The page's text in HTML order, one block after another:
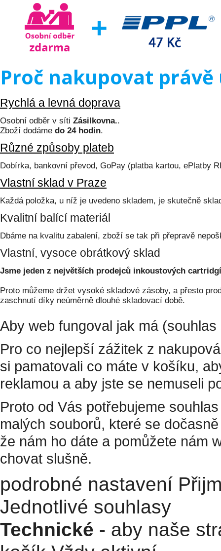
Proč nakupovat právě
Rychlá a levná doprava
Osobní odběr v síti Zásilkovna..
Zboží dodáme do 24 hodin.
Různé způsoby plateb
Dobírka, bankovní převod, GoPay (platba kartou, ePlatby
Vlastní sklad v Praze
Každá položka, u níž je uvedeno skladem, je skutečně
Kvalitní balící materiál
Dbáme na kvalitu zabalení, zboží se tak při přepravě
Vlastní, vysoce obrátkový sklad
Jsme jeden z největších prodejců inkoustových
Proto můžeme držet vysoké skladové zásoby, a přesto
zaschnutí díky neúměrně dlouhé skladovací době.
Aby web fungoval jak má
Pro co nejlepší zážitek z
si pamatovali co máte v košíku,
reklamou a aby jste se nemuseli
Proto od Vás potřebujeme
malých souborů, které se
že nám ho dáte a pomůžete nám
chovat slušně.
podrobné nastavení
Jednotlivé souhlasy
Technické - aby naše